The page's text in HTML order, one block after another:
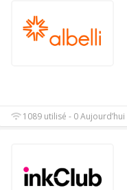
1089 utilisé - 0 Aujourd’hui